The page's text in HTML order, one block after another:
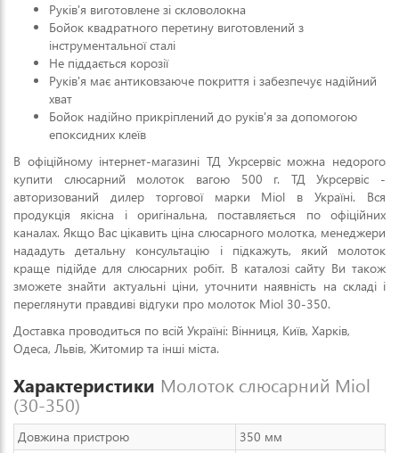
Руків'я виготовлене зі скловолокна
Бойок квадратного перетину виготовлений з
інструментальної сталі
Не піддається корозії
Руків'я має антиковзаюче покриття і забезпечує надійний
хват
Бойок надійно прикріплений до руків'я за допомогою
епоксидних клеїв
В офіційному інтернет-магазині ТД Укрсервіс можна недорого
купити слюсарний молоток вагою 500 г. ТД Укрсервіс -
авторизований дилер торгової марки Miol в Україні. Вся
продукція якісна і оригінальна, поставляється по офіційних
каналах. Якщо Вас цікавить ціна слюсарного молотка, менеджери
нададуть детальну консультацію і підкажуть, який молоток
краще підійде для слюсарних робіт. В каталозі сайту Ви також
зможете знайти актуальні ціни, уточнити наявність на складі і
переглянути правдиві відгуки про молоток Miol 30-350.
Доставка проводиться по всій Україні: Вінниця, Київ, Харків,
Одеса, Львів, Житомир та інші міста.
Характеристики Молоток слюсарний Miol
(30-350)
Довжина пристрою
350 мм